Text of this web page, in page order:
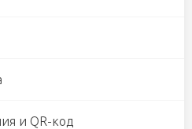
и QR-код